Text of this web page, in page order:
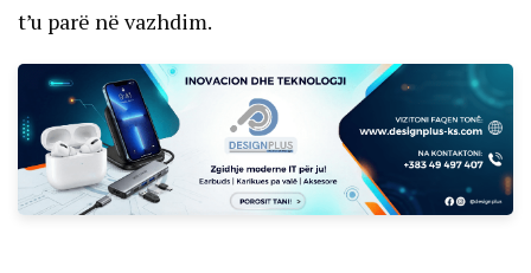
t’u parë në vazhdim.